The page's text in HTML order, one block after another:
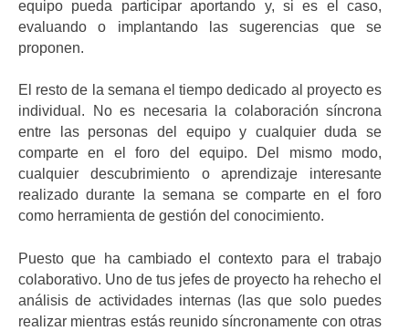
equipo pueda participar aportando y, si es el caso,
evaluando o implantando las sugerencias que se
proponen.
El resto de la semana el tiempo dedicado al proyecto es
individual. No es necesaria la colaboración síncrona
entre las personas del equipo y cualquier duda se
comparte en el foro del equipo. Del mismo modo,
cualquier descubrimiento o aprendizaje interesante
realizado durante la semana se comparte en el foro
como herramienta de gestión del conocimiento.
Puesto que ha cambiado el contexto para el trabajo
colaborativo. Uno de tus jefes de proyecto ha rehecho el
análisis de actividades internas (las que solo puedes
realizar mientras estás reunido síncronamente con otras